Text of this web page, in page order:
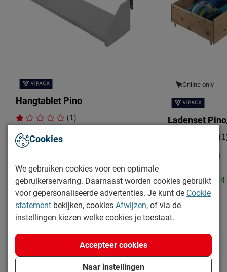
Onderhoud
doekje
2 jaar garantie volgens CBW
voorwaarden
Duurzaamheid
Duurzaam duurzamer product
Leveranciersinformatie
Naam
Locatie
Emailadres
sales@vipack.be
Hangtablet Pino
(1)
35.-
Online only
Ladenset
Levertijd: 2 tot 4
128.95
Cookies
We gebruiken cookies voor een optimale
gebruikerservaring. Daarnaast worden cookies gebruikt
voor gepersonaliseerde advertenties. Je kunt de Cookie
statement bekijken, cookies Afwijzen, of via de
instellingen kiezen welke cookies je toestaat.
Naar instellingen
Accepteer cookies